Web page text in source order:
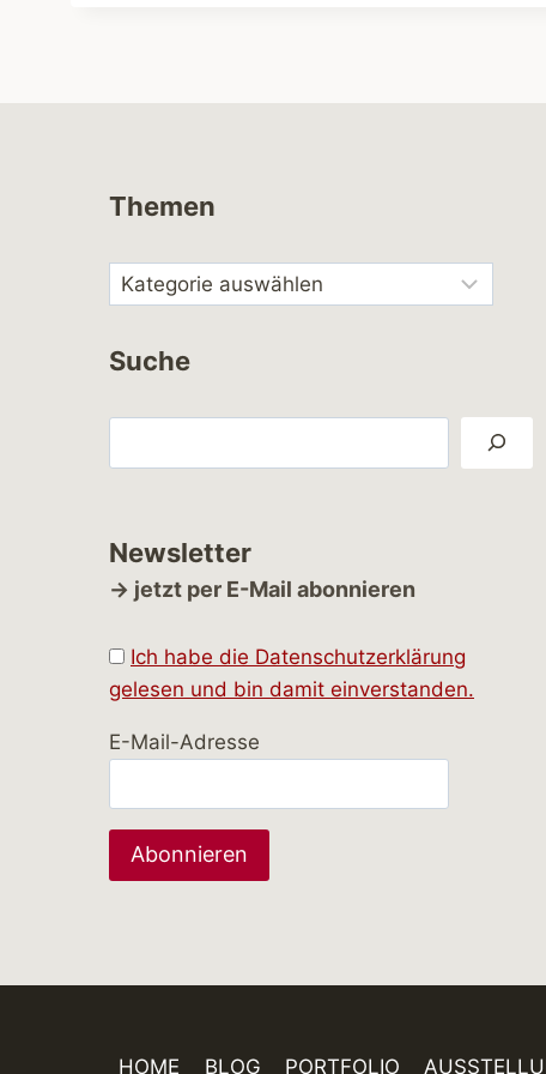
Themen
Suche
Newsletter
→ jetzt per E-Mail abonnieren
Ich habe die Datenschutzerklärung
gelesen und bin damit einverstanden.
E-Mail-Adresse
HOME BLOG PORTFOLIO